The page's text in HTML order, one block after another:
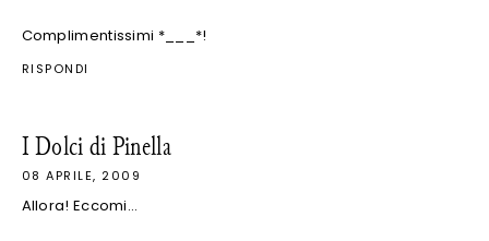
Complimentissimi *___*!
RISPONDI
I Dolci di Pinella
08 APRILE, 2009
Allora! Eccomi...